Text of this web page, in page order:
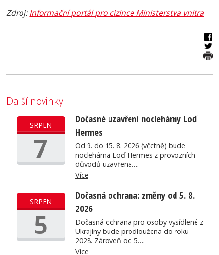
Zdroj:Informační portál pro cizince Ministerstva vnitra
Další novinky
SRPEN
7
Dočasné uzavření noclehárny Loď
Hermes
Od 9. do 15. 8. 2026 (včetně) bude
noclehárna Loď Hermes z provozních
důvodů uzavřena….
Více
SRPEN
5
Dočasná ochrana: změny od 5. 8.
2026
Dočasná ochrana pro osoby vysídlené z
Ukrajiny bude prodloužena do roku
2028. Zároveň od 5….
Více